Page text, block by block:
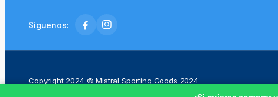
Síguenos:
Copyright 2024 © Mistral Sporting Goods 2024